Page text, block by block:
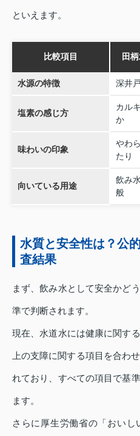
といえます。
比較項目 田
水源の特徴 深井
塩素の感じ方
カル
か
味わいの印象
やわ
たり
向いている用途
飲み
般
水質と安全性は？公
査結果
まず、飲み水として安全かど
準で判断されます。
現在、水道水には健康に関す
上の支障に関する項目を合わ
れており、すべての項目で基
ます。
さらに厚生労働省の「おい